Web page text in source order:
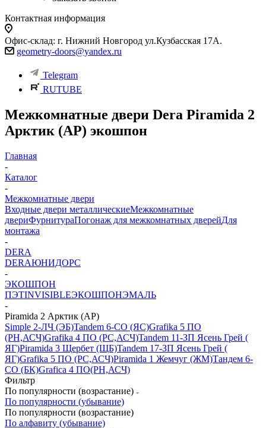
Контактная информация
Офис-склад: г. Нижний Новгород ул.Кузбасская 17А.
geometry-doors@yandex.ru
Telegram
RUTUBE
Межкомнатные двери Dera Piramida 2
Арктик (АР) экошпон
Главная
-
Каталог
-
Межкомнатные двери
Входные двери металлическиеМежкомнатные
двериФурнитураПогонаж для межкомнатных дверейДля
монтажа
-
DERA
DERAЮНИДОРС
-
ЭКОШПОН
ПЭТINVISIBLEЭКОШПОНЭМАЛЬ
-
Piramida 2 Арктик (АР)
Simple 2-ЛЧ (ЭБ)Tandem 6-CO (ЯC)Grafika 5 ПО
(РН,АСЧ)Grafika 4 ПО (РС,АСЧ)Tandem 11-ЗП Ясень Грей (
ЯГ)Piramida 3 Щербет (ЩБ)Tandem 17-ЗП Ясень Грей (
ЯГ)Grafika 5 ПО (РС,АСЧ)Piramida 1 Жемчуг (ЖМ)Тандем 6-
СО (БК)Grafica 4 ПО(РН,АСЧ)
Фильтр
По популярности (возрастание)
По популярности (убывание)
По популярности (возрастание)
По алфавиту (убывание)